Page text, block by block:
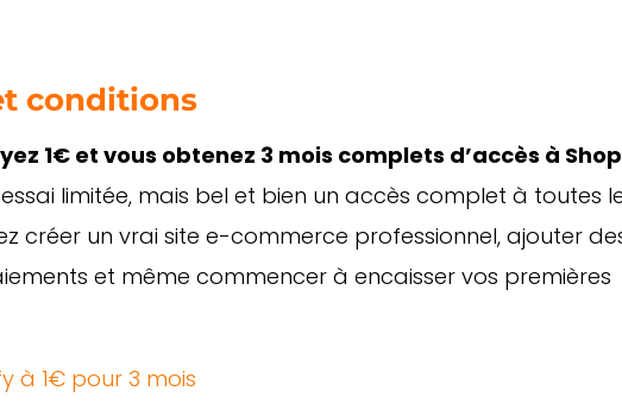
conditions
1€ et vous obtenez 3 mois complets d’accès à
limitée, mais bel et bien un accès complet à toutes
créer un vrai site e-commerce professionnel, ajouter
et même commencer à encaisser vos premières
à 1€ pour 3 mois